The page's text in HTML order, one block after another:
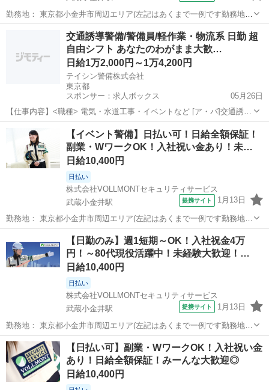
勤務地： 東京都小金井市周辺エリア(左記はあくまで一例です勤務地多
数あり) 武蔵小金井駅 徒歩5分 ／ 東小金井駅 徒歩5分 ／ 新小金井駅
徒歩5分 週勤務日時： 週1日~ 09:00〜18:00／20:00〜05:0...
小金井市 武蔵小金井駅 警備員
交通誘導警備/警備員/軽作業・物流系 日勤 超
自由シフト あなたのわがまま大歓…
日給1万2,000円～1万4,200円
テイシン警備株式会社
東京都
スポンサー：求人ボックス
05月26日
【仕事内容】<職種> 電気・水道工事・イベントなど [ア・パ]交通誘導
警備、警備員、軽作業・物流その他 <雇用形態> アルバイト・パート
<給与> [ア・パ]日給12,000円～14,200円 交通費:一部支給 警備現場ま
での交通...
アルバイト・パート
【イベント警備】日払い可！日給全額保証！
副業・WワークOK！入社祝い金あり！未…
日給10,400円
日払い
株式会社VOLLMONTセキュリティサービス
武蔵小金井駅
提携サイト 1月13日
勤務地： 東京都小金井市周辺エリア(左記はあくまで一例です勤務地多
数あり) 武蔵小金井駅 徒歩5分 ／ 東小金井駅 徒歩5分 ／ 新小金井駅
徒歩5分 週勤務日時： 週1日~ 09:00〜18:00／20:00〜05:0...
小金井市 武蔵小金井駅 警備員
【日勤のみ】週1短期～OK！入社祝金4万
円！～80代現役活躍中！未経験大歓迎！…
日給10,400円
日払い
株式会社VOLLMONTセキュリティサービス
武蔵小金井駅
提携サイト 1月13日
勤務地： 東京都小金井市周辺エリア(左記はあくまで一例です勤務地多
数あり) 武蔵小金井駅 徒歩5分 ／ 東小金井駅 徒歩5分 ／ 新小金井駅
徒歩5分 週勤務日時： 週1日~ 09:00〜18:00 雇用形態： パート...
東京 小金井市 武蔵小金井駅
【日払い可】副業・WワークOK！入社祝い金
あり！日給全額保証！みーんな大歓迎◎
日給10,400円